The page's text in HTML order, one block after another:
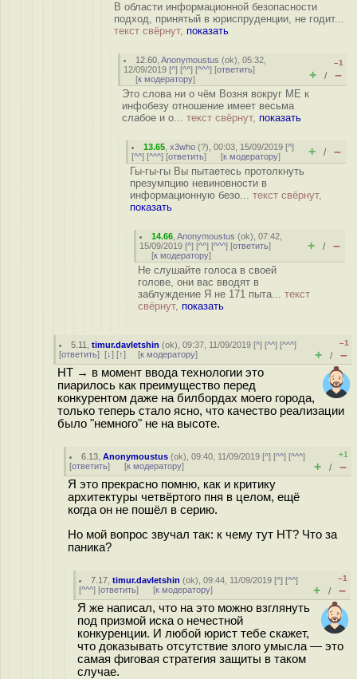
В области информационной безопасности
подход, принятый в юриспруденции, не годит...
текст свёрнут, показать
12.60 ,Anonymoustus (ok), 05:32,
12/09/2019 [^] [^^] [^^^] [ответить]
[к модератору]
–1
+ / –
Это слова ни о чём Возня вокруг ME к
инфобезу отношение имеет весьма
слабое и о... текст свёрнут, показать
13.65 ,x3who (?), 00:03, 15/09/2019 [^]
[^^] [^^^] [ответить] [к модератору] + / –
Гы-гы-гы Вы пытаетесь протолкнуть
презумпцию невиновности в
информационную безо... текст свёрнут,
показать
14.66 ,Anonymoustus (ok), 07:42,
15/09/2019 [^] [^^] [^^^] [ответить]
[к модератору]
+ / –
Не слушайте голоса в своей
голове, они вас вводят в
заблуждение Я не 171 пыта... текст
свёрнут, показать
5.11 ,timur.davletshin (ok), 09:37, 11/09/2019 [^] [^^] [^^^]
[ответить] [↓] [↑] [к модератору]
–1
+ / –
HT → в момент ввода технологии это
пиарилось как преимущество перед
конкурентом даже на билбордах моего города,
только теперь стало ясно, что качество реализации
было "немного" не на высоте.
6.13 ,Anonymoustus (ok), 09:40, 11/09/2019 [^] [^^] [^^^]
[ответить] [к модератору]
+1
+ / –
Я это прекрасно помню, как и критику
архитектуры четвёртого пня в целом, ещё
когда он не пошёл в серию.
Но мой вопрос звучал так: к чему тут HT? Что за
паника?
7.17 ,timur.davletshin (ok), 09:44, 11/09/2019 [^] [^^]
[^^^] [ответить] [к модератору]
–1
+ / –
Я же написал, что на это можно взглянуть
под призмой иска о нечестной
конкуренции. И любой юрист тебе скажет,
что доказывать отсутствие злого умысла — это
самая фиговая стратегия защиты в таком
случае.